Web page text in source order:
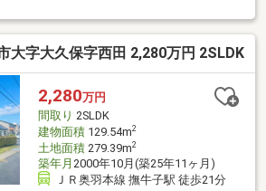
1200ｍ（徒歩15分）・ファミリーマート
で450ｍ（徒歩6分）・撫牛子駅まで2500
めポイント】・シロアリ防除工事施工後
資可能額など、お客様のご希望にあわせて
めての方でもお気軽にご相談ください※
内覧可能で
大字大久保字西田 2,280万円 2SLDK
2,280万円
間取り 2SLDK
建物面積129.54m2
土地面積279.39m2
築年月 2000年10月(築25年11ヶ月)
ＪＲ奥羽本線 撫牛子駅 徒歩21分